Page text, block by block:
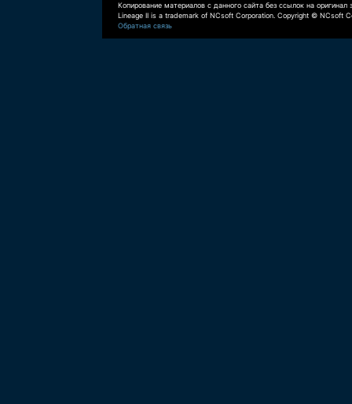
Копирование материалов с данного сайта без ссылок на оригинал
Lineage II is a trademark of NCsoft Corporation. Copyright © NCsoft
Обратная связь